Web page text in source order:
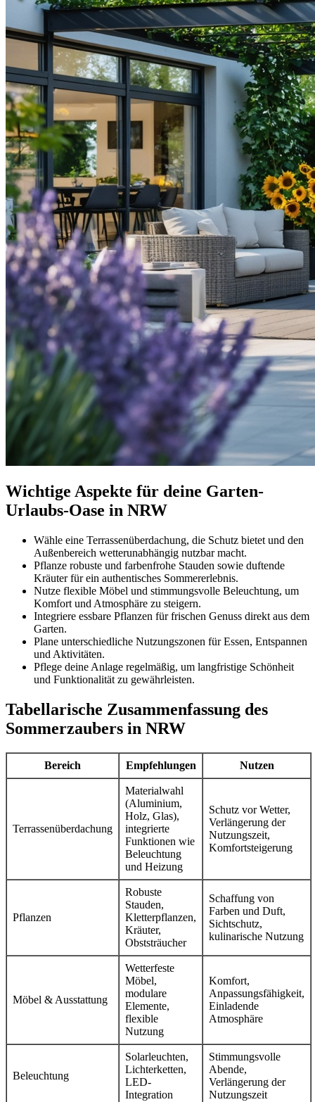
Wichtige Aspekte für deine Garten-
Urlaubs-Oase in NRW
Wähle eine Terrassenüberdachung, die Schutz bietet und den
Außenbereich wetterunabhängig nutzbar macht.
Pflanze robuste und farbenfrohe Stauden sowie duftende
Kräuter für ein authentisches Sommererlebnis.
Nutze flexible Möbel und stimmungsvolle Beleuchtung, um
Komfort und Atmosphäre zu steigern.
Integriere essbare Pflanzen für frischen Genuss direkt aus dem
Garten.
Plane unterschiedliche Nutzungszonen für Essen, Entspannen
und Aktivitäten.
Pflege deine Anlage regelmäßig, um langfristige Schönheit
und Funktionalität zu gewährleisten.
Tabellarische Zusammenfassung des
Sommerzaubers in NRW
Bereich Empfehlungen Nutzen
Terrassenüberdachung
Materialwahl
(Aluminium,
Holz, Glas),
integrierte
Funktionen wie
Beleuchtung
und Heizung
Schutz vor Wetter,
Verlängerung der
Nutzungszeit,
Komfortsteigerung
Pflanzen
Robuste
Stauden,
Kletterpflanzen,
Kräuter,
Obststräucher
Schaffung von
Farben und Duft,
Sichtschutz,
kulinarische Nutzung
Möbel & Ausstattung
Wetterfeste
Möbel,
modulare
Elemente,
flexible
Nutzung
Komfort,
Anpassungsfähigkeit,
Einladende
Atmosphäre
Beleuchtung
Solarleuchten,
Lichterketten,
LED-
Integration
Stimmungsvolle
Abende,
Verlängerung der
Nutzungszeit